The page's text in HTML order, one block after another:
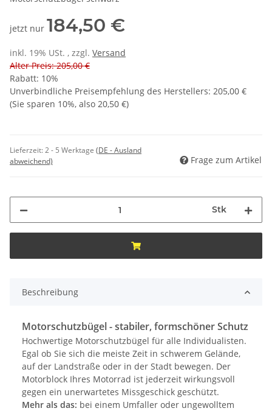
jetzt nur 184,50 €
inkl. 19% USt. , zzgl. Versand
Alter Preis: 205,00 €
Rabatt: 10%
Unverbindliche Preisempfehlung des Herstellers: 205,00 €
(Sie sparen 10%, also 20,50 €)
Lieferzeit:2 - 5 Werktage (DE - Ausland
abweichend)
Frage zum Artikel
Stk
Beschreibung
Motorschutzbügel - stabiler, formschöner Schutz
Hochwertige Motorschutzbügel für alle Individualisten.
Egal ob Sie sich die meiste Zeit in schwerem Gelände,
auf der Landstraße oder in der Stadt bewegen. Der
Motorblock Ihres Motorrad ist jederzeit wirkungsvoll
gegen ein unerwartetes Missgeschick geschützt.
Mehr als das: bei einem Umfaller oder ungewolltem